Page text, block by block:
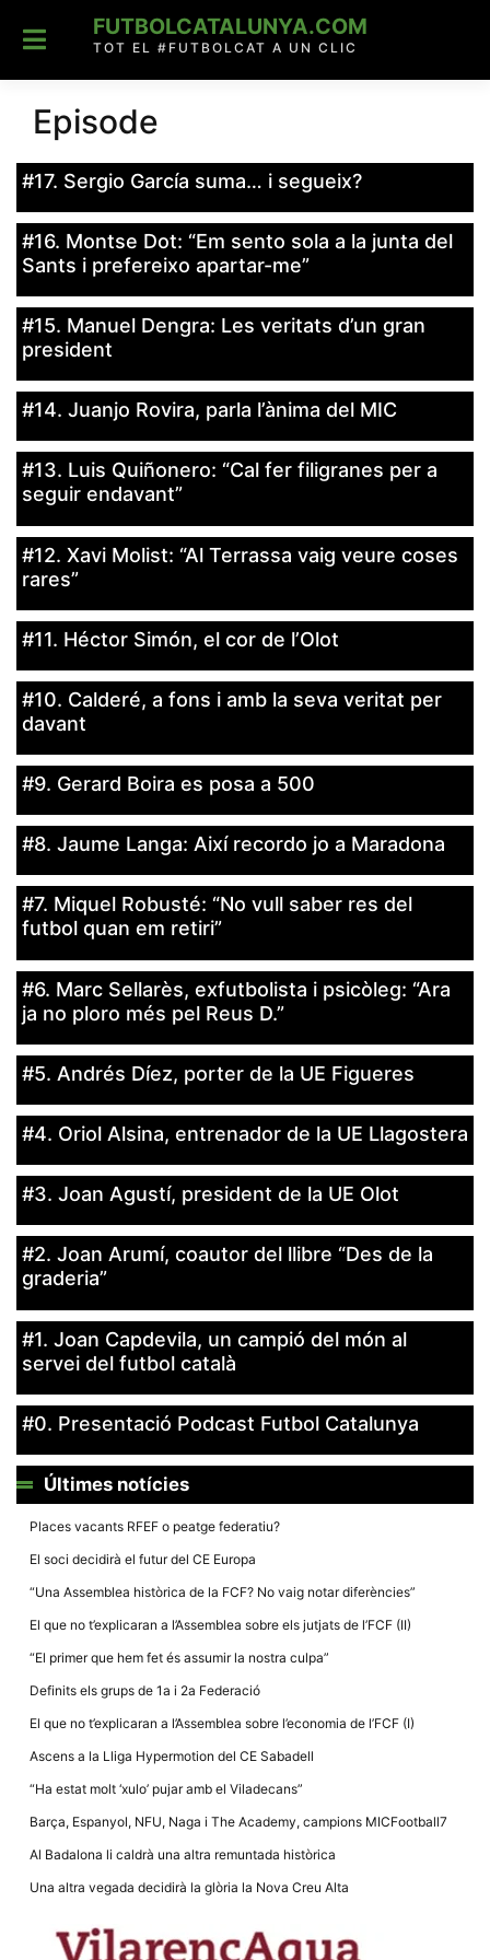
content
FUTBOLCATALUNYA.COM
TOT EL #FUTBOLCAT A UN CLIC
Episode
#17. Sergio García suma… i segueix?
#16. Montse Dot: “Em sento sola a la junta del
Sants i prefereixo apartar-me”
#15. Manuel Dengra: Les veritats d’un gran
president
#14. Juanjo Rovira, parla l’ànima del MIC
#13. Luis Quiñonero: “Cal fer filigranes per a
seguir endavant”
#12. Xavi Molist: “Al Terrassa vaig veure coses
rares”
#11. Héctor Simón, el cor de l’Olot
#10. Calderé, a fons i amb la seva veritat per
davant
#9. Gerard Boira es posa a 500
#8. Jaume Langa: Així recordo jo a Maradona
#7. Miquel Robusté: “No vull saber res del
futbol quan em retiri”
#6. Marc Sellarès, exfutbolista i psicòleg: “Ara
ja no ploro més pel Reus D.”
#5. Andrés Díez, porter de la UE Figueres
#4. Oriol Alsina, entrenador de la UE Llagostera
#3. Joan Agustí, president de la UE Olot
#2. Joan Arumí, coautor del llibre “Des de la
graderia”
#1. Joan Capdevila, un campió del món al
servei del futbol català
#0. Presentació Podcast Futbol Catalunya
Últimes notícies
Places vacants RFEF o peatge federatiu?
El soci decidirà el futur del CE Europa
“Una Assemblea històrica de la FCF? No vaig notar diferències”
El que no t’explicaran a l’Assemblea sobre els jutjats de l’FCF (II)
“El primer que hem fet és assumir la nostra culpa”
Definits els grups de 1a i 2a Federació
El que no t’explicaran a l’Assemblea sobre l’economia de l’FCF (I)
Ascens a la Lliga Hypermotion del CE Sabadell
“Ha estat molt ‘xulo’ pujar amb el Viladecans”
Barça, Espanyol, NFU, Naga i The Academy, campions MICFootball7
Al Badalona li caldrà una altra remuntada històrica
Una altra vegada decidirà la glòria la Nova Creu Alta
Necessàries
Aquestes
són
són
funcionament
tècnic de la
web.
Estadístiques
Recopilem
dades
estadístiques
per a millorar
la funcionalitat
i la seva
Experiència
d'usuari
components
emmagatzemen
dades en el seu
permeten que el
lloc funcioni tan
aquestes
cookies
algunes
Màrqueting
els teus
nostre lloc
web
incrementes
la possibilitat
de mirar
només
contingut